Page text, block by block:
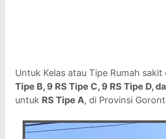
Untuk Kelas atau Tipe Rumah sakit
Tipe B, 9 RS Tipe C, 9 RS Tipe D,
untuk RS Tipe A, di Provinsi